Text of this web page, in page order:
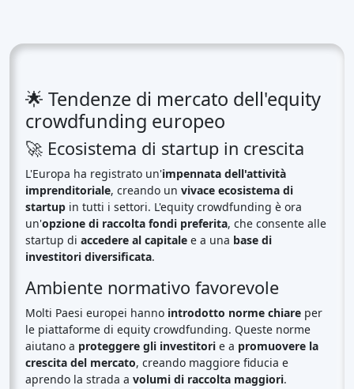
🌟 Tendenze di mercato dell'equity
crowdfunding europeo
🚀 Ecosistema di startup in crescita
L'Europa ha registrato un'impennata dell'attività
imprenditoriale, creando un vivace ecosistema di
startup in tutti i settori. L'equity crowdfunding è ora
un'opzione di raccolta fondi preferita, che consente alle
startup di accedere al capitale e a una base di
investitori diversificata.
Ambiente normativo favorevole
Molti Paesi europei hanno introdotto norme chiare per
le piattaforme di equity crowdfunding. Queste norme
aiutano a proteggere gli investitori e a promuovere la
crescita del mercato, creando maggiore fiducia e
aprendo la strada a volumi di raccolta maggiori.